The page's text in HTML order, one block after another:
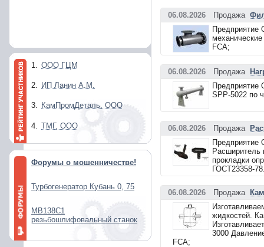
1. ООО ГЦМ
2. ИП Ланин А.М.
3. КамПромДеталь, ООО
4. ТМГ, ООО
Форумы о мошенничестве!
Турбогенератор Кубань 0, 75
МВ138С1
резьбошлифовальный станок
06.08.2026 Продажа
FCA;
06.08.2026 Продажа
Предприятие
SPP-5022 по
06.08.2026 Продажа
Предприятие
Расширитель
прокладки
ГОСТ23358-
06.08.2026 Продажа
жидкостей.
3000
FCA;